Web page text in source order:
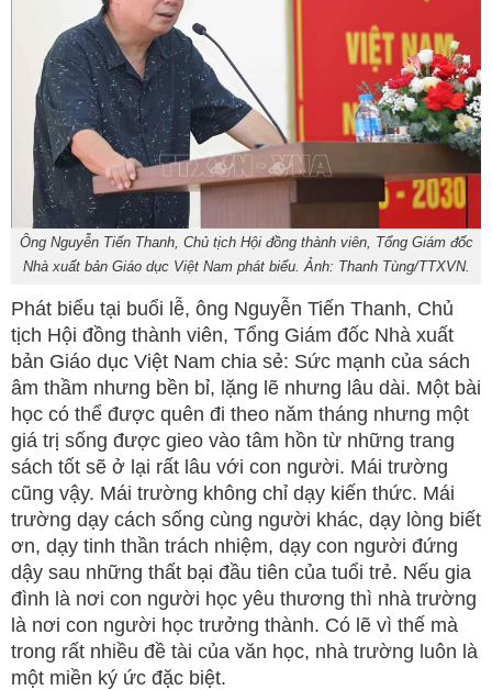
Ông Nguyễn Tiến Thanh, Chủ tịch Hội đồng thành viên, Tổng Giám đốc
Nhà xuất bản Giáo dục Việt Nam phát biểu. Ảnh: Thanh Tùng/TTXVN.
Phát biểu tại buổi lễ, ông Nguyễn Tiến Thanh, Chủ
tịch Hội đồng thành viên, Tổng Giám đốc Nhà xuất
bản Giáo dục Việt Nam chia sẻ: Sức mạnh của sách
âm thầm nhưng bền bỉ, lặng lẽ nhưng lâu dài. Một bài
học có thể được quên đi theo năm tháng nhưng một
giá trị sống được gieo vào tâm hồn từ những trang
sách tốt sẽ ở lại rất lâu với con người. Mái trường
cũng vậy. Mái trường không chỉ dạy kiến thức. Mái
trường dạy cách sống cùng người khác, dạy lòng biết
ơn, dạy tinh thần trách nhiệm, dạy con người đứng
dậy sau những thất bại đầu tiên của tuổi trẻ. Nếu gia
đình là nơi con người học yêu thương thì nhà trường
là nơi con người học trưởng thành. Có lẽ vì thế mà
trong rất nhiều đề tài của văn học, nhà trường luôn là
một miền ký ức đặc biệt.